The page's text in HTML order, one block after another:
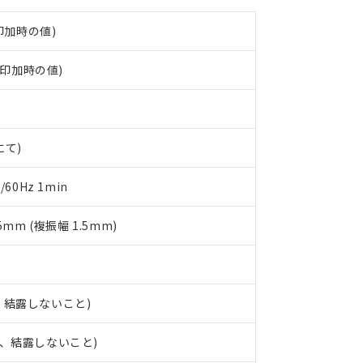
時の値)
加時の値)
て)
60Hz 1min
(複振幅 1.5mm)
露しないこと)
結露しないこと)
標準価格結果を当社の事前の承諾なく第三者に漏洩または開示し
ります。
ブサイト上で当社にご登録された部品リストについて、当社および
・サービスに関するお客様との取引・商談に必要な範囲で利用する
者とは、
ます。
況などにより、予定月が前後することがあります。
ウンロード
ダウンロードすることができます。
（当社基準）
点で非含有を証明するもので、過去に遡って非含有を証明するも
欄に対応日を記載しておりました。
への在庫切替を完了していることから、特段のことがない限り、
限
状況下において有害物質が外部に漏えいし、環境に深刻な影響を及
売先および販売に係わる関係者が違法に輸出するおそれがある場合
新の在庫状況については、お客様のお取引先、またはお客様担当
・当社販売員にご確認ください)
種、また在庫状況の情報を公開していない機種